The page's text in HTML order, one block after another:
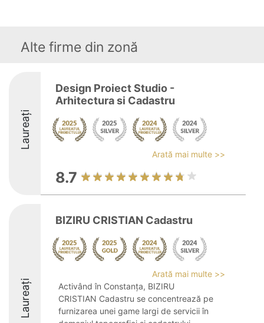
Alte firme din zonă
Laureați
Design Proiect Studio -
Arhitectura si Cadastru
Arată mai multe >>
8.7
Laureați
BIZIRU CRISTIAN Cadastru
Arată mai multe >>
Activând în Constanța, BIZIRU
CRISTIAN Cadastru se concentrează pe
furnizarea unei game largi de servicii în